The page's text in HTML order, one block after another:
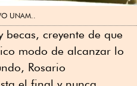
UNAM..
creyente de que
modo de alcanzar lo
Rosario